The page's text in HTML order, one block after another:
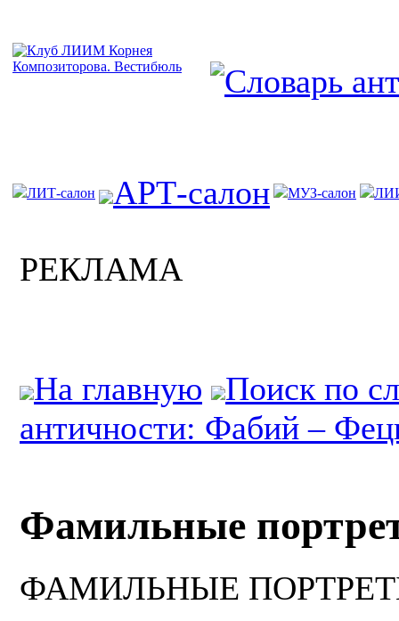
ЛИТ-салон АРТ-салон МУЗ-салон
РЕКЛАМА
На главную
Поиск по
античности: Фабий –
Фамильные
ФАМИЛЬНЫЕ